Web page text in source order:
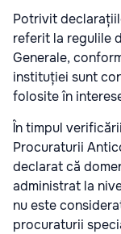
Potrivit
referit la regulile
Generale,
instituției sunt
folosite în
În timpul
Procuraturii
declarat că
administrat la
nu este
procuraturii